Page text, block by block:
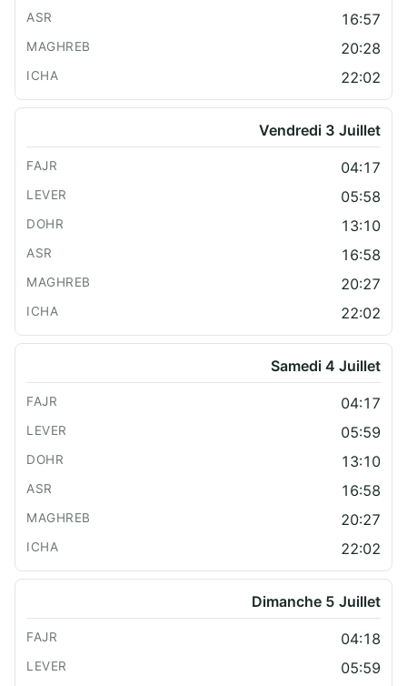
16:57
20:28
22:02
Vendredi 3 Juillet
04:17
05:58
13:10
16:58
20:27
22:02
Samedi 4 Juillet
04:17
05:59
13:10
16:58
20:27
22:02
Dimanche 5 Juillet
04:18
05:59